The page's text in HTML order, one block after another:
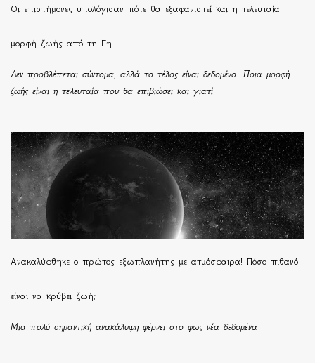
Οι επιστήμονες υπολόγισαν πότε θα εξαφανιστεί και η τελευταία
μορφή ζωής από τη Γη
Δεν προβλέπεται σύντομα, αλλά το τέλος είναι δεδομένο. Ποια μορφή
ζωής είναι η τελευταία που θα επιβιώσει και γιατί
Ανακαλύφθηκε ο πρώτος εξωπλανήτης με ατμόσφαιρα! Πόσο πιθανό
είναι να κρύβει ζωή;
Μια πολύ σημαντική ανακάλυψη φέρνει στο φως νέα δεδομένα